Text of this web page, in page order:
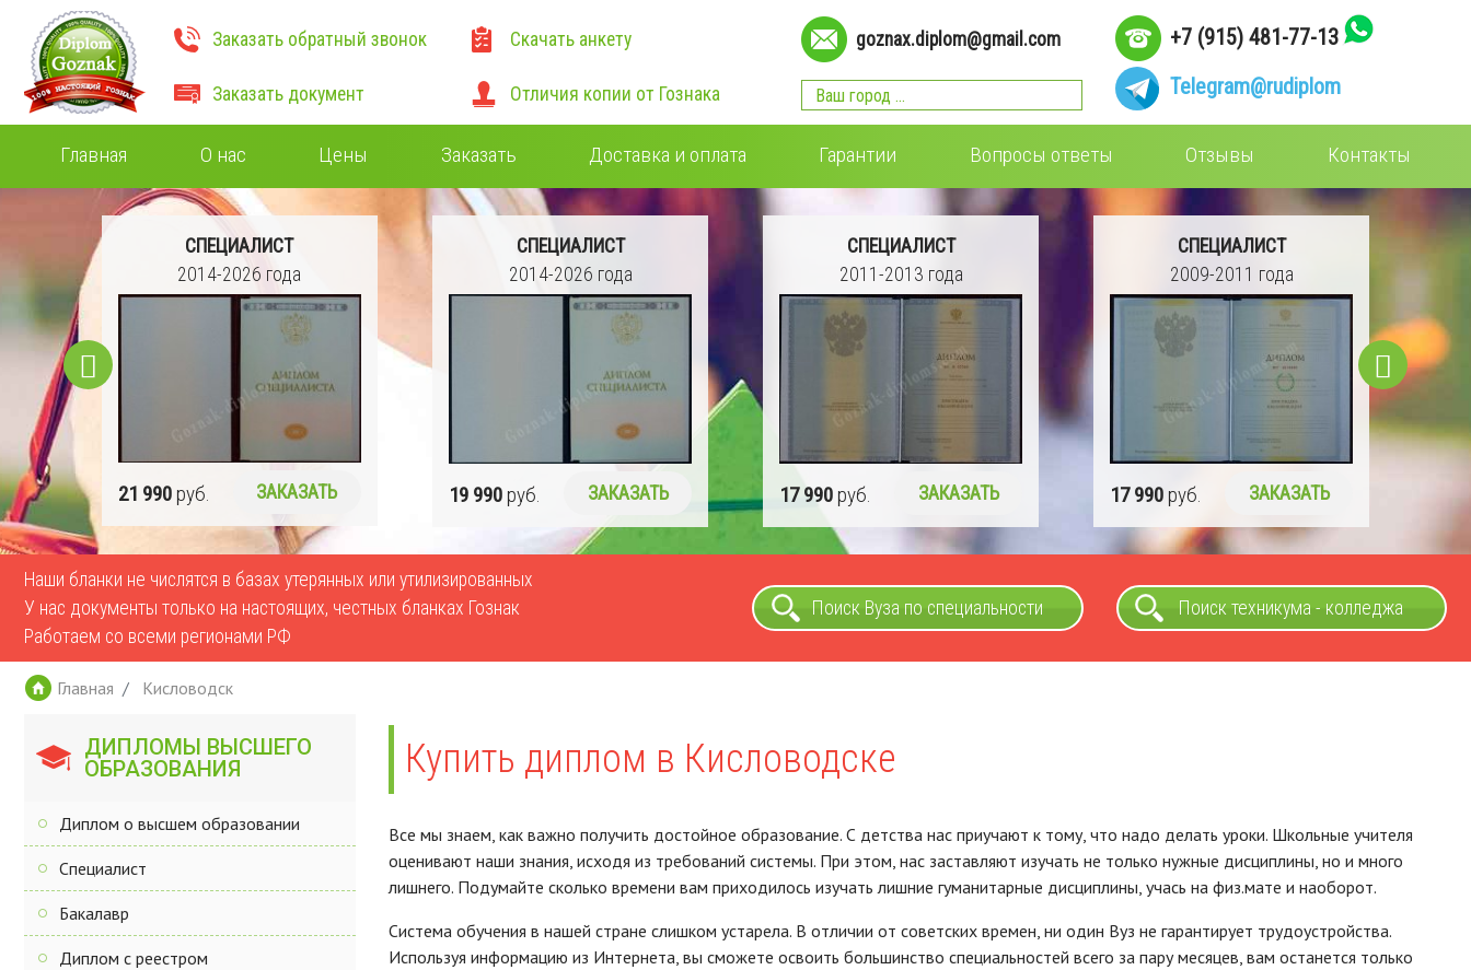
Заказать обратный звонок
Заказать документ
Скачать анкету
Отличия копии от Гознака
goznax.diplom@gmail.com
+7 (915) 481-77-13
Telegram@rudiplom
Главная О нас Цены Заказать Доставка и оплата Гарантии Вопросы ответы Отзывы Контакты
СПЕЦИАЛИСТ
2014-2026 года
19 990 руб. ЗАКАЗАТЬ
СПЕЦИАЛИСТ
2011-2013 года
17 990 руб. ЗАКАЗАТЬ
СПЕЦИАЛИСТ
2009-2011 года
17 990 руб. ЗАКАЗАТЬ
СПЕЦИАЛИСТ
2004-2008 года
16 990руб. ЗАКАЗАТЬ
15
Наши бланки не числятся в базах утерянных или утилизированных
У нас документы только на настоящих, честных бланках Гознак
Работаем со всеми регионами РФ
Поиск Вуза по специальности Поиск техникума - колледжа
Главная Кисловодск
ДИПЛОМЫ ВЫСШЕГО
ОБРАЗОВАНИЯ
Диплом о высшем образовании
Специалист
Бакалавр
Диплом с реестром
Купить диплом в Кисловодске
Все мы знаем, как важно получить достойное образование. С детства нас приучают к тому, что надо делать уроки. Школьные учителя
оценивают наши знания, исходя из требований системы. При этом, нас заставляют изучать не только нужные дисциплины, но и много
лишнего. Подумайте сколько времени вам приходилось изучать лишние гуманитарные дисциплины, учась на физ.мате и наоборот.
Система обучения в нашей стране слишком устарела. В отличии от советских времен, ни один Вуз не гарантирует трудоустройства.
Используя информацию из Интернета, вы сможете освоить большинство специальностей всего за пару месяцев, вам останется только